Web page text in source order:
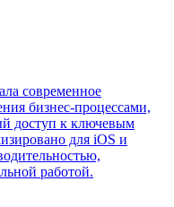
современное
бизнес-процессами,
доступ к ключевым
для iOS и
работой.